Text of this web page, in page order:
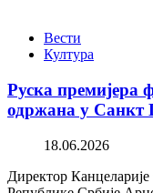
Вести
Култура
Руска премијера
одржана у Санкт
18.06.2026
Директор